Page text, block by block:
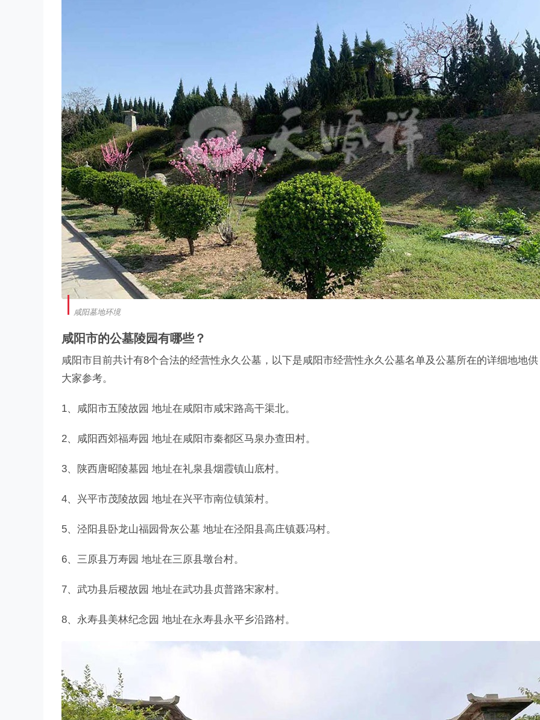
咸阳墓地环境
咸阳市的公墓陵园有哪些？
咸阳市目前共计有8个合法的经营性永久公墓，以下是咸阳市经营性永久公墓名单及公墓所在的详细地地供
大家参考。
1、咸阳市五陵故园 地址在咸阳市咸宋路高干渠北。
2、咸阳西郊福寿园 地址在咸阳市秦都区马泉办查田村。
3、陕西唐昭陵墓园 地址在礼泉县烟霞镇山底村。
4、兴平市茂陵故园 地址在兴平市南位镇策村。
5、泾阳县卧龙山福园骨灰公墓 地址在泾阳县高庄镇聂冯村。
6、三原县万寿园 地址在三原县墩台村。
7、武功县后稷故园 地址在武功县贞普路宋家村。
8、永寿县美林纪念园 地址在永寿县永平乡沿路村。